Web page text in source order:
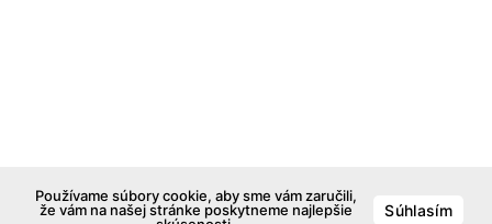
Používame súbory cookie, aby sme vám zaručili,
že vám na našej stránke poskytneme najlepšie
Súhlasím